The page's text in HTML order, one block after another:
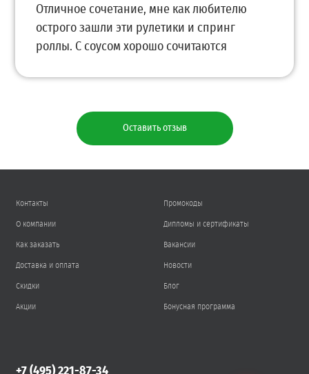
Оставить отзыв
Отличное сочетание, мне как любителю
острого зашли эти рулетики и спринг
роллы. С соусом хорошо сочитаются
Контакты
О компании
Как заказать
Доставка и оплата
Скидки
Акции
Промокоды
Дипломы и сертификаты
Вакансии
Новости
Блог
Бонусная программа
+7 (495) 221-87-34